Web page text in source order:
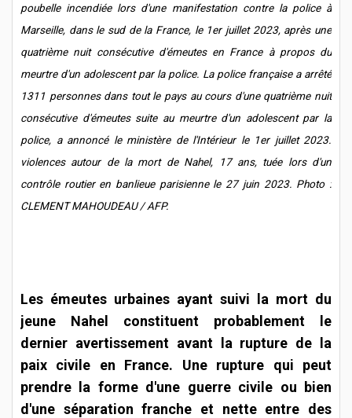
poubelle incendiée lors d'une manifestation contre la police à
Marseille, dans le sud de la France, le 1er juillet 2023, après une
quatrième nuit consécutive d'émeutes en France à propos du
meurtre d'un adolescent par la police. La police française a arrêté
1311 personnes dans tout le pays au cours d'une quatrième nuit
consécutive d'émeutes suite au meurtre d'un adolescent par la
police, a annoncé le ministère de l'Intérieur le 1er juillet 2023.
violences autour de la mort de Nahel, 17 ans, tuée lors d'un
contrôle routier en banlieue parisienne le 27 juin 2023. Photo :
CLEMENT MAHOUDEAU / AFP.
Les émeutes urbaines ayant suivi la mort du
jeune Nahel constituent probablement le
dernier avertissement avant la rupture de la
paix civile en France. Une rupture qui peut
prendre la forme d'une guerre civile ou bien
d'une séparation franche et nette entre des